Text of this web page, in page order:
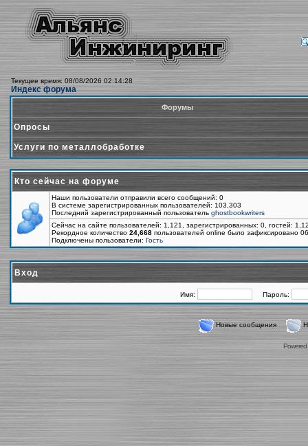
Текущее время: 08/08/2026 02:14:28
Индекс форума
Форумы
Опросы
Услуги по металлобработке
Кто сейчас на форуме
Наши пользователи отправили всего сообщений: 0
В системе зарегистрированных пользователей: 103,303
Последний зарегистрированный пользователь ghostbookwriters
Сейчас на сайте пользователей: 1,121, зарегистрированных: 0, гостей:
Рекордное количество 24,668 пользователей online было зафиксировано
Подключены пользователи: Гость
Вход
Имя: Пароль:
Новые сообщения